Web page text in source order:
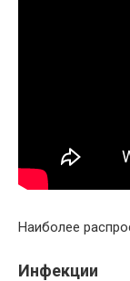
Наиболее
Инфекции